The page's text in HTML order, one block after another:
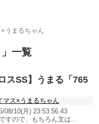
うまるちゃん
一覧
スSS】うまる「765
マス×うまるちゃん
08/10(月) 23:53:56.43
すので、もちろん文は...